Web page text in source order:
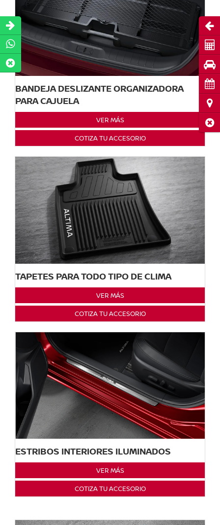
BANDEJA DESLIZANTE ORGANIZADORA
PARA CAJUELA
VER MÁS
COTIZA TU ACCESORIO
TAPETES PARA TODO TIPO DE CLIMA
VER MÁS
COTIZA TU ACCESORIO
ESTRIBOS INTERIORES ILUMINADOS
VER MÁS
COTIZA TU ACCESORIO